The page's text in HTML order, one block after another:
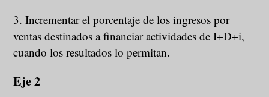
3. Incrementar el porcentaje de los ingresos por
ventas destinados a financiar actividades de I+D+i,
cuando los resultados lo permitan.
Eje 2